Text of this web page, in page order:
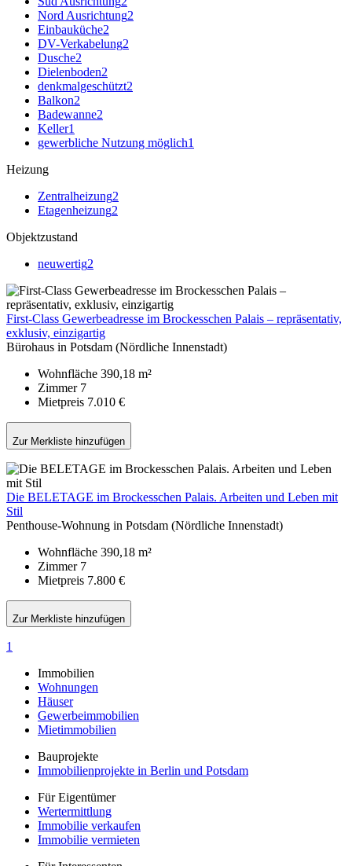
Nord Ausrichtung2
Einbauküche2
DV-Verkabelung2
Dusche2
Dielenboden2
denkmalgeschützt2
Balkon2
Badewanne2
Keller1
gewerbliche Nutzung möglich1
Heizung
Zentralheizung2
Etagenheizung2
Objektzustand
neuwertig2
First-Class Gewerbeadresse im Brockesschen Palais – repräsentativ,
exklusiv, einzigartig
Bürohaus in Potsdam (Nördliche Innenstadt)
Wohnfläche 390,18 m²
Zimmer 7
Mietpreis 7.010 €
Zur Merkliste hinzufügen
Die BELETAGE im Brockesschen Palais. Arbeiten und Leben mit
Stil
Penthouse-Wohnung in Potsdam (Nördliche Innenstadt)
Wohnfläche 390,18 m²
Zimmer 7
Mietpreis 7.800 €
Zur Merkliste hinzufügen
1
Immobilien
Wohnungen
Häuser
Gewerbeimmobilien
Mietimmobilien
Bauprojekte
Immobilienprojekte in Berlin und Potsdam
Für Eigentümer
Wertermittlung
Immobilie verkaufen
Immobilie vermieten